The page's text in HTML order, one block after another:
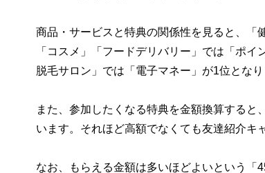
商品・サービスと特典の関係性を見ると、「
「コスメ」「フードデリバリー」では「ポ
脱毛サロン」では「電子マネー」が1位となり
また、参加したくなる特典を金額換算する
います。それほど高額でなくても友達紹介キ
なお、もらえる金額は多いほどよいという「